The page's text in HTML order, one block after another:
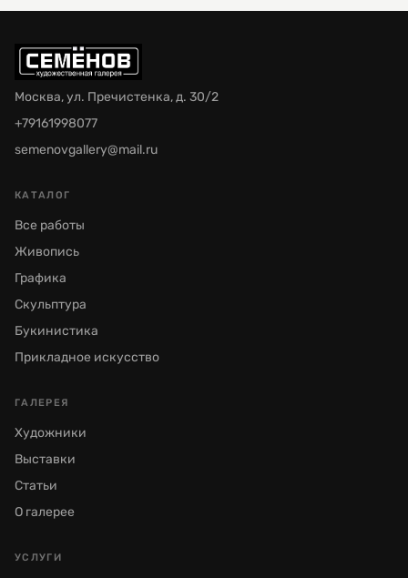
Москва, ул. Пречистенка, д. 30/2
+79161998077
semenovgallery@mail.ru
КАТАЛОГ
Все работы
Живопись
Графика
Скульптура
Букинистика
Прикладное искусство
ГАЛЕРЕЯ
Художники
Выставки
Статьи
О галерее
УСЛУГИ